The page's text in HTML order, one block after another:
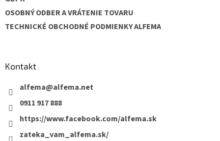
OSOBNÝ ODBER A VRÁTENIE TOVARU
TECHNICKÉ OBCHODNÉ PODMIENKY ALFEMA
Kontakt
alfema@alfema.net
0911 917 888
https://www.facebook.com/alfema.sk
zateka_vam_alfema.sk/